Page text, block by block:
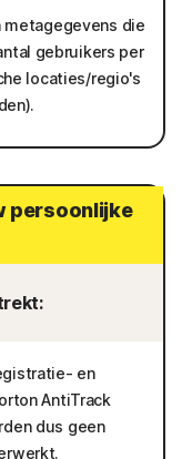
metagegevens die
gebruikers per
locaties/regio's
persoonlijke
en
AntiTrack
dus geen